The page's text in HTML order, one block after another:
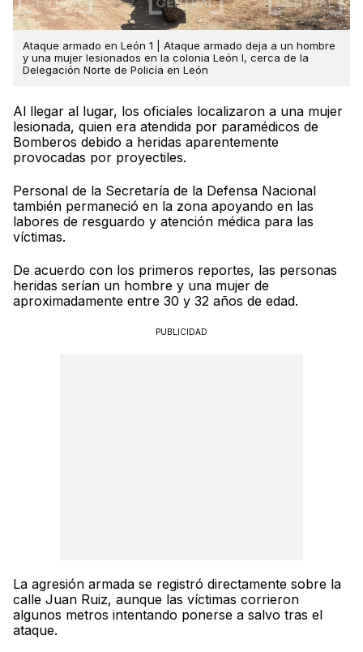
Ataque armado en León 1 | Ataque armado deja a un hombre
y una mujer lesionados en la colonia León I, cerca de la
Delegación Norte de Policía en León
Al llegar al lugar, los oficiales localizaron a una mujer
lesionada, quien era atendida por paramédicos de
Bomberos debido a heridas aparentemente
provocadas por proyectiles.
Personal de la Secretaría de la Defensa Nacional
también permaneció en la zona apoyando en las
labores de resguardo y atención médica para las
víctimas.
De acuerdo con los primeros reportes, las personas
heridas serían un hombre y una mujer de
aproximadamente entre 30 y 32 años de edad.
PUBLICIDAD
La agresión armada se registró directamente sobre la
calle Juan Ruiz, aunque las víctimas corrieron
algunos metros intentando ponerse a salvo tras el
ataque.